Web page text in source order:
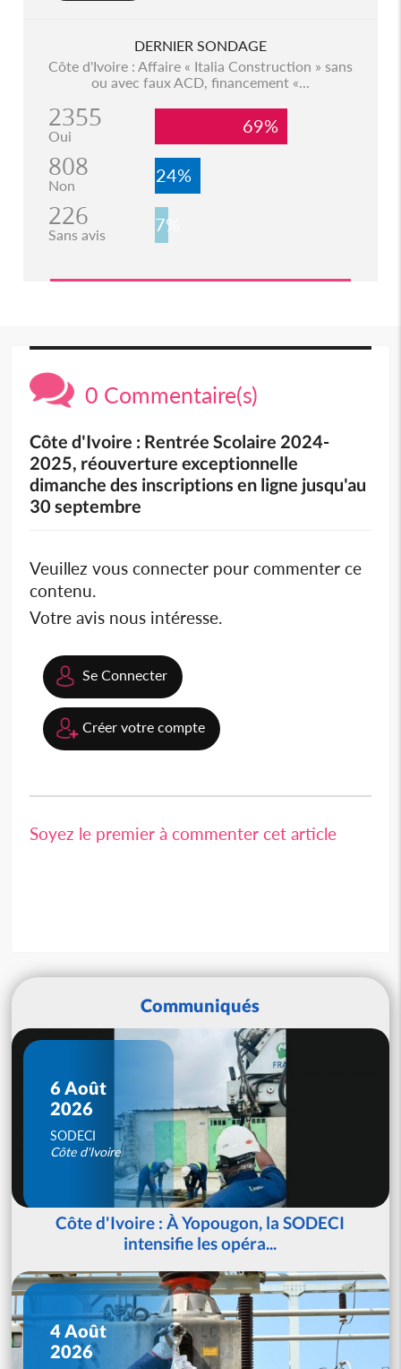
DERNIER SONDAGE
Côte d'Ivoire : Affaire « Italia Construction » sans
ou avec faux ACD, financement «...
2355
Oui 69%
808
Non 24%
226
Sans avis 7%
0 Commentaire(s)
Côte d'Ivoire : Rentrée Scolaire 2024-
2025, réouverture exceptionnelle
dimanche des inscriptions en ligne jusqu'au
30 septembre
Veuillez vous connecter pour commenter ce
contenu.
Votre avis nous intéresse.
Se Connecter
Créer votre compte
Soyez le premier à commenter cet article
Communiqués
6 Août
2026
SODECI
Côte d'Ivoire
Côte d'Ivoire : À Yopougon, la SODECI
intensifie les opéra...
4 Août
2026